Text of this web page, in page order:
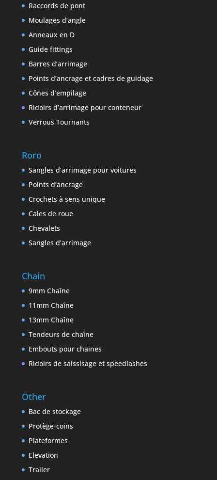
Raccords de pont
Moulages d’angle
Anneaux en D
Guide fittings
Barres d’arrimage
Points d’ancrage et cadres de guidage
Cônes d’empilage
Ridoirs d’arrimage pour conteneur
Verrous Tournants
Roro
Sangles d’arrimage pour voitures
Points d’ancrage
Crochets à sens unique
Cales de roue
Chevalets
Sangles d’arrimage
Chain
9mm Chaîne
11mm Chaîne
13mm Chaîne
Tendeurs de chaîne
Embouts pour chaines
Ridoirs de saissisage et speedlashes
Other
Bac de stockage
Protège-coins
Plateformes
Elevation
Trailer